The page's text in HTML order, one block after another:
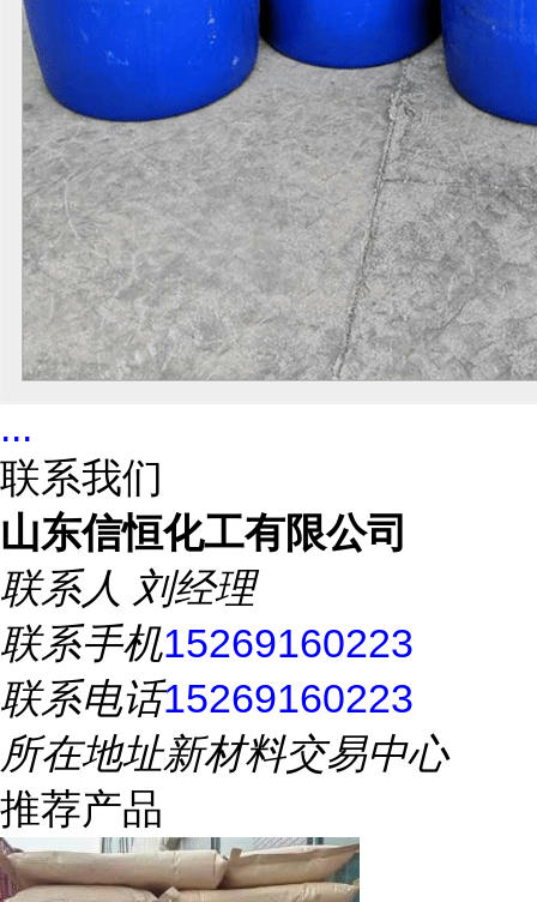
...
联系我们
山东信恒化工有限公司
联系人 刘经理
联系手机15269160223
联系电话15269160223
所在地址新材料交易中心
推荐产品